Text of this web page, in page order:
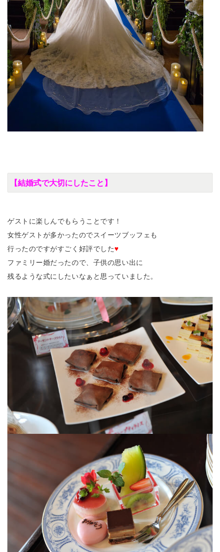
【結婚式で大切にしたこと】
ゲストに楽しんでもらうことです！
女性ゲストが多かったのでスイーツブッフェも
行ったのですがすごく好評でした♥
ファミリー婚だったので、子供の思い出に
残るような式にしたいなぁと思っていました。